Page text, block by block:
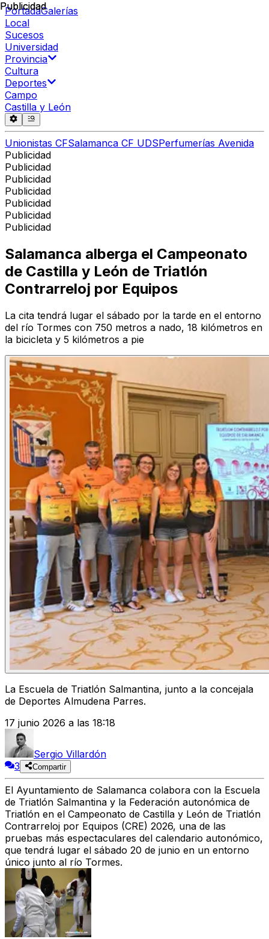
PortadaGalerías
Local
Sucesos
Universidad
Provincia
Cultura
Deportes
Campo
Castilla y León
Unionistas CFSalamanca CF UDSPerfumerías Avenida
Publicidad
Publicidad
Publicidad
Publicidad
Publicidad
Publicidad
Publicidad
Publicidad
Salamanca alberga el Campeonato
de Castilla y León de Triatlón
Contrarreloj por Equipos
La cita tendrá lugar el sábado por la tarde en el entorno
del río Tormes con 750 metros a nado, 18 kilómetros en
la bicicleta y 5 kilómetros a pie
La Escuela de Triatlón Salmantina, junto a la concejala
de Deportes Almudena Parres.
17 junio 2026 a las 18:18
Sergio Villardón
3
Compartir
El Ayuntamiento de Salamanca colabora con la Escuela
de Triatlón Salmantina y la Federación autonómica de
Triatlón en el Campeonato de Castilla y León de Triatlón
Contrarreloj por Equipos (CRE) 2026, una de las
pruebas más espectaculares del calendario autonómico,
que tendrá lugar el sábado 20 de junio en un entorno
único junto al río Tormes.
Publicidad